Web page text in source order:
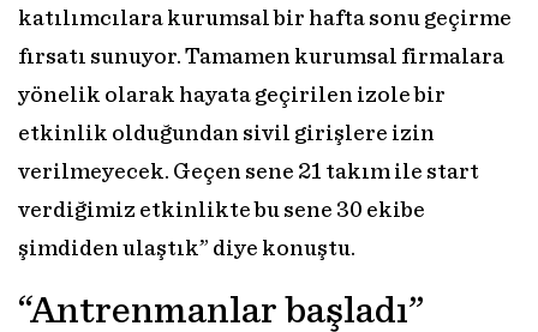
katılımcılara kurumsal bir hafta sonu geçirme
fırsatı sunuyor. Tamamen kurumsal firmalara
yönelik olarak hayata geçirilen izole bir
etkinlik olduğundan sivil girişlere izin
verilmeyecek. Geçen sene 21 takım ile start
verdiğimiz etkinlikte bu sene 30 ekibe
şimdiden ulaştık” diye konuştu.
“Antrenmanlar başladı”